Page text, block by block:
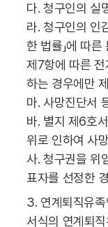
다. 청구인의 실
라. 청구인의 인
한 법률」에 따
제7항에 따른
하는 경우에만
마. 사망진단서
바. 별지 제6호
위로 인하여 사
사. 청구권을 위
표자를 선정한
3. 연계퇴직유
서식의 연계퇴